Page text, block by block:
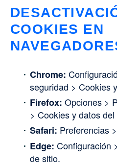
COOKIES EN
Chrome:
seguridad > Cookies
Firefox: Opciones >
> Cookies y datos del
Safari: Preferencias
Edge: Configuración
de sitio.